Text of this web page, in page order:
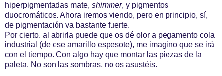
hiperpigmentadas mate, shimmer, y pigmentos
duocromáticos. Ahora iremos viendo, pero en principio, sí,
de pigmentación va bastante fuerte.
Por cierto, al abrirla puede que os dé olor a pegamento cola
industrial (de ese amarillo espesote), me imagino que se irá
con el tiempo. Con algo hay que montar las piezas de la
paleta. No son las sombras, no os asustéis.